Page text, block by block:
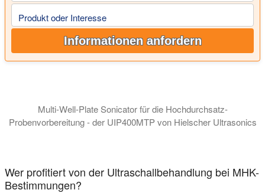
Produkt oder Interesse
Informationen anfordern
Multi-Well-Plate Sonicator für die Hochdurchsatz-
Probenvorbereitung - der UIP400MTP von Hielscher Ultrasonics
Wer profitiert von der Ultraschallbehandlung bei MHK-
Bestimmungen?